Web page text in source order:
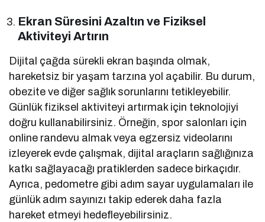
Ekran Süresini Azaltın ve Fiziksel
Aktiviteyi Artırın
Dijital çağda sürekli ekran başında olmak,
hareketsiz bir yaşam tarzına yol açabilir. Bu durum,
obezite ve diğer sağlık sorunlarını tetikleyebilir.
Günlük fiziksel aktiviteyi artırmak için teknolojiyi
doğru kullanabilirsiniz. Örneğin, spor salonları için
online randevu almak veya egzersiz videolarını
izleyerek evde çalışmak, dijital araçların sağlığınıza
katkı sağlayacağı pratiklerden sadece birkaçıdır.
Ayrıca, pedometre gibi adım sayar uygulamaları ile
günlük adım sayınızı takip ederek daha fazla
hareket etmeyi hedefleyebilirsiniz.